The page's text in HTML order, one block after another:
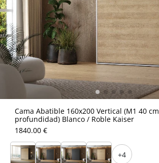
Cama Abatible 160x200 Vertical (M1 40 cm
profundidad) Blanco / Roble Kaiser
1840.00 €
+4